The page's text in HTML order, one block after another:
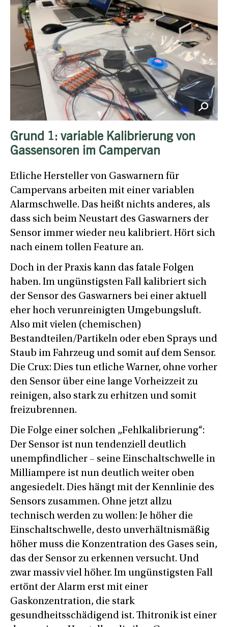
Grund 1: variable Kalibrierung von
Gassensoren im Campervan
Etliche Hersteller von Gaswarnern für
Campervans arbeiten mit einer variablen
Alarmschwelle. Das heißt nichts anderes, als
dass sich beim Neustart des Gaswarners der
Sensor immer wieder neu kalibriert. Hört sich
nach einem tollen Feature an.
Doch in der Praxis kann das fatale Folgen
haben. Im ungünstigsten Fall kalibriert sich
der Sensor des Gaswarners bei einer aktuell
eher hoch verunreinigten Umgebungsluft.
Also mit vielen (chemischen)
Bestandteilen/Partikeln oder eben Sprays und
Staub im Fahrzeug und somit auf dem Sensor.
Die Crux: Dies tun etliche Warner, ohne vorher
den Sensor über eine lange Vorheizzeit zu
reinigen, also stark zu erhitzen und somit
freizubrennen.
Die Folge einer solchen „Fehlkalibrierung“:
Der Sensor ist nun tendenziell deutlich
unempfindlicher – seine Einschaltschwelle in
Milliampere ist nun deutlich weiter oben
angesiedelt. Dies hängt mit der Kennlinie des
Sensors zusammen. Ohne jetzt allzu
technisch werden zu wollen: Je höher die
Einschaltschwelle, desto unverhältnismäßig
höher muss die Konzentration des Gases sein,
das der Sensor zu erkennen versucht. Und
zwar massiv viel höher. Im ungünstigsten Fall
ertönt der Alarm erst mit einer
Gaskonzentration, die stark
gesundheitsschädigend ist. Thitronik ist einer